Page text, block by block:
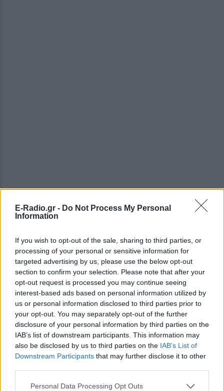
E-Radio.gr - Do Not Process My Personal
Information
If you wish to opt-out of the sale, sharing to third parties, or
processing of your personal or sensitive information for
targeted advertising by us, please use the below opt-out
section to confirm your selection. Please note that after your
opt-out request is processed you may continue seeing
interest-based ads based on personal information utilized by
us or personal information disclosed to third parties prior to
your opt-out. You may separately opt-out of the further
disclosure of your personal information by third parties on the
IAB’s list of downstream participants. This information may
also be disclosed by us to third parties on the IAB’s List of
Downstream Participants that may further disclose it to other
Personal Data Processing Opt Outs
[ΠΗΓΗ]
ΔΙΑΦΗΜΙΣΗ